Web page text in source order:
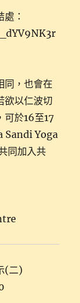
：
同，也會在
欲以仁波切
可於16至17
Sandi Yoga
同加入共
(二)